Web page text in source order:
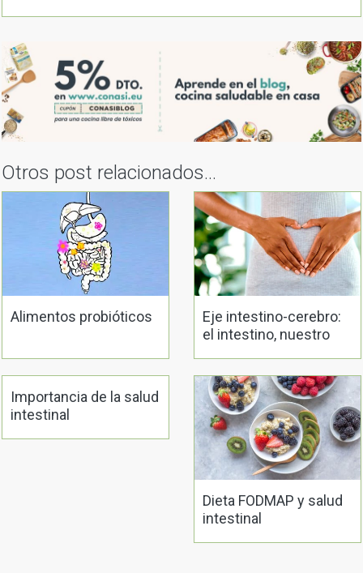
Otros post relacionados...
Alimentos probióticos
Eje intestino-cerebro:
el intestino, nuestro
Importancia de la salud
intestinal
Dieta FODMAP y salud
intestinal